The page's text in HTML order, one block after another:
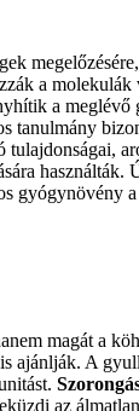
a
a
tanulmány
használták.
gyógynövény
magát a
ajánlják. A
az